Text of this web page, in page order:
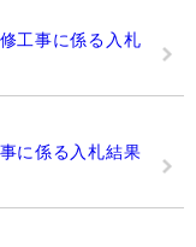
工事に係る入札
に係る入札結果